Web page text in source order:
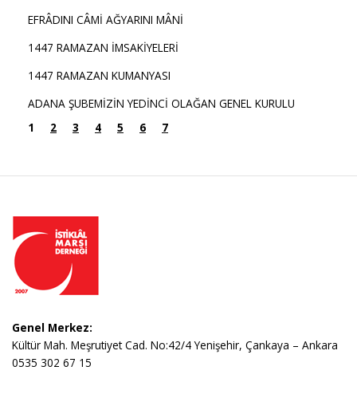
EFRÂDINI CÂMİ AĞYARINI MÂNİ
1447 RAMAZAN İMSAKİYELERİ
1447 RAMAZAN KUMANYASI
ADANA ŞUBEMİZİN YEDİNCİ OLAĞAN GENEL KURULU
1
2 3 4 5 6 7
Genel Merkez:
Kültür Mah. Meşrutiyet Cad. No:42/4 Yenişehir, Çankaya – Ankara
0535 302 67 15